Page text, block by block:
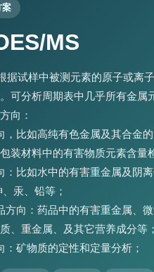
案
MS
据试样中被测元素的原子或离
可分析周期表中几乎所有金属
向：
，比如高纯有色金属及其合金
装材料中的有害物质元素含量
：比如水中的有害重金属及阴
汞、铅等；
方向：药品中的有害重金属、
、重金属、及其它营养成分等；
：矿物质的定性和定量分析；